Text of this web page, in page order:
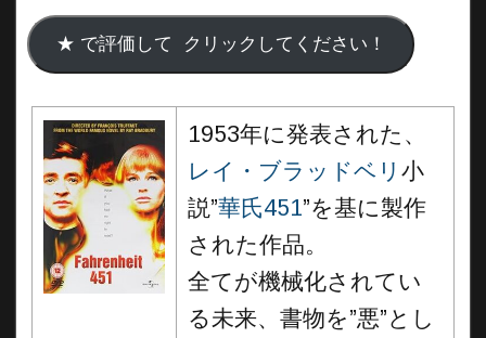
1953年に発表された、
レイ・ブラッドベリ 小
説”華氏451”を基に製作
された作品。
全てが機械化されてい
る未来、書物を”悪”とし